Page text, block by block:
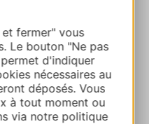
fermer" vous
Le bouton "Ne pas
d'indiquer
nécessaires au
déposés. Vous
à tout moment ou
via notre politique